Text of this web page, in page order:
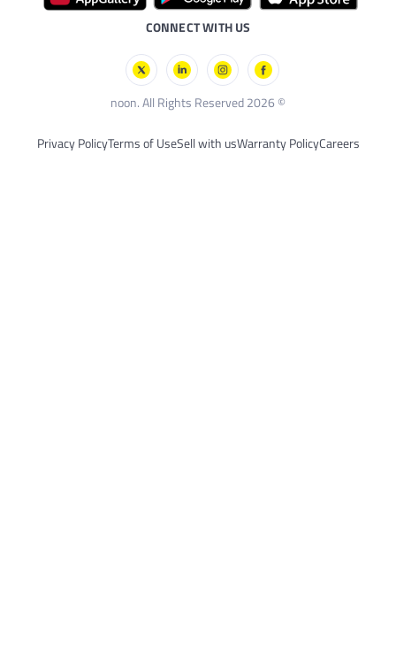
Sell with us
Terms of Use
Privacy Policy